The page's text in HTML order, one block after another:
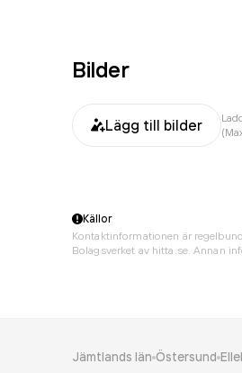
Bilder
Lägg till bilder
Källor
Kontaktinformationen är
Bolagsverket av hitta.se. Annan
Jämtlands län Östersund